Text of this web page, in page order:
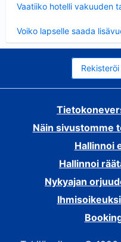
Vaatiiko hotelli vakuuden
Voiko lapselle saada
Näin sivustomme
Hallinnoi
Hallinnoi
Nykyajan